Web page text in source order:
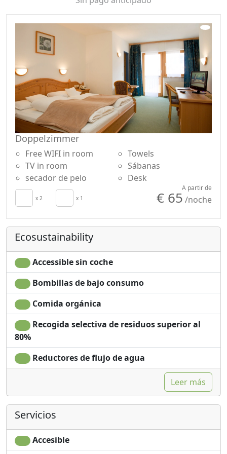
Doppelzimmer
Free WIFI in room
TV in room
secador de pelo
Towels
Sábanas
Desk
x 2 x 1
A partir de
€ 65 /noche
Ecosustainability
Accessible sin coche
Bombillas de bajo consumo
Comida orgánica
Recogida selectiva de residuos superior al
80%
Reductores de flujo de agua
Leer más
Servicios
Accesible